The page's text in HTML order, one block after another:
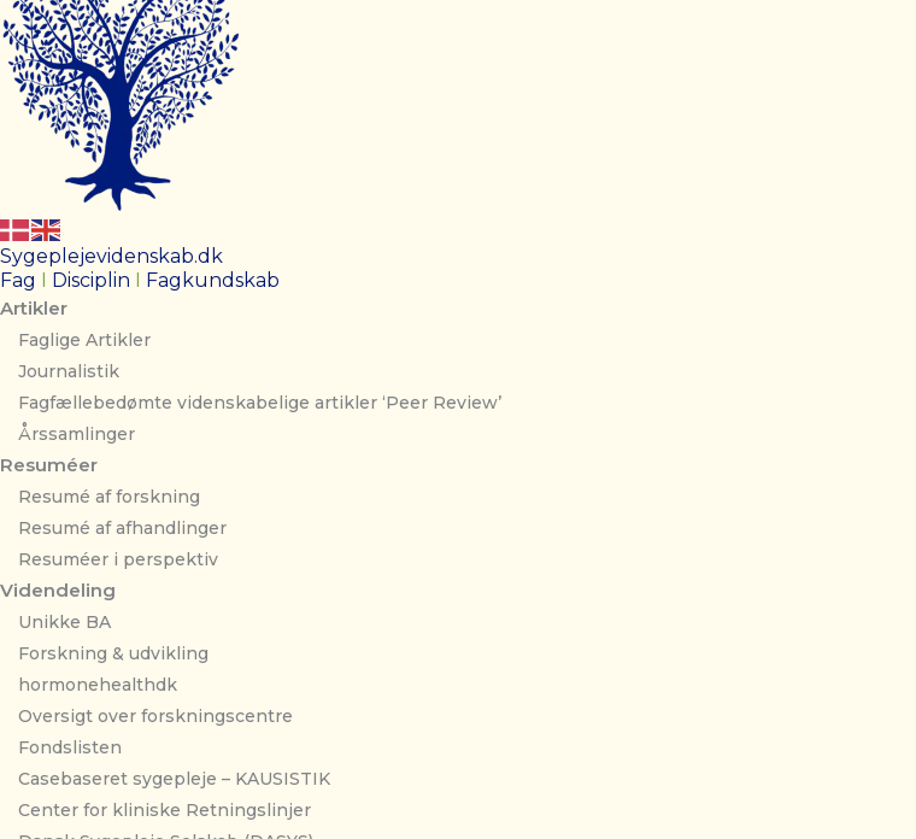
Sygeplejevidenskab.dk
Fag I Disciplin I Fagkundskab
Artikler
Faglige Artikler
Journalistik
Fagfællebedømte videnskabelige artikler ‘Peer Review’
Årssamlinger
Resuméer
Resumé af forskning
Resumé af afhandlinger
Resuméer i perspektiv
Videndeling
Unikke BA
Forskning & udvikling
hormonehealthdk
Oversigt over forskningscentre
Fondslisten
Casebaseret sygepleje – KAUSISTIK
Center for kliniske Retningslinjer